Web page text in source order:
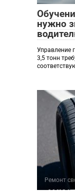
нужно
Управление
3,5 тонн
Ремонт